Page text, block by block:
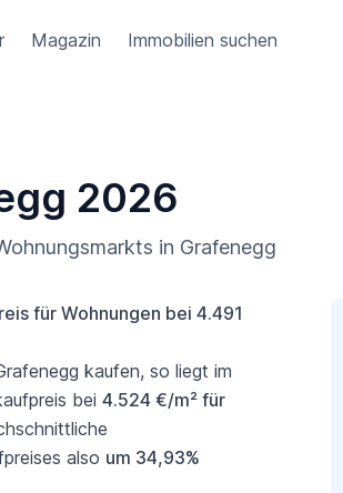
Magazin Immobilien suchen
2026
in Grafenegg
für Wohnungen bei 4.491
kaufen, so liegt im
bei 4.524 €/m² für
also um 34,93%